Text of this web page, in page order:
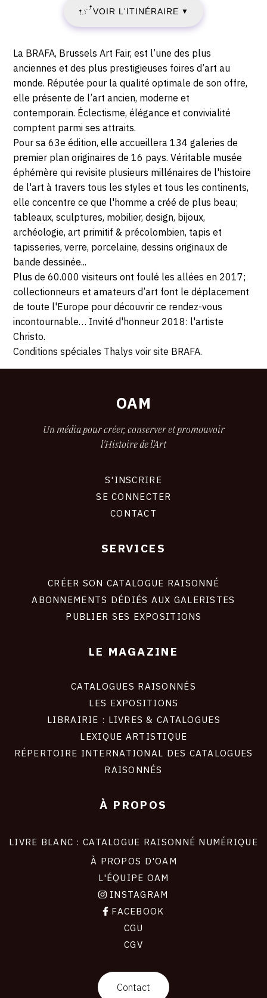
2018
-
DIMANCHE
4
FÉVRIER
2018
ASBL,
Avenue
du
Port
88,
1000
Bruxelles
VOIR L'ITINÉRAIRE ▼
Description,
horaires...
La BRAFA, Brussels Art Fair, est l’une des plus
anciennes et des plus prestigieuses foires d’art au
monde. Réputée pour la qualité optimale de son offre,
elle présente de l’art ancien, moderne et
contemporain. Éclectisme, élégance et convivialité
comptent parmi ses attraits.
Pour sa 63e édition, elle accueillera 134 galeries de
premier plan originaires de 16 pays. Véritable musée
éphémère qui revisite plusieurs millénaires de l'histoire
de l'art à travers tous les styles et tous les continents,
elle concentre ce que l'homme a créé de plus beau;
tableaux, sculptures, mobilier, design, bijoux,
archéologie, art primitif & précolombien, tapis et
tapisseries, verre, porcelaine, dessins originaux de
bande dessinée...
Plus de 60.000 visiteurs ont foulé les allées en 2017;
collectionneurs et amateurs d’art font le déplacement
de toute l'Europe pour découvrir ce rendez-vous
incontournable… Invité d'honneur 2018: l'artiste
Christo.
Conditions spéciales Thalys voir site BRAFA.
OAM
Un média pour créer, conserver et promouvoir
l'Histoire de l'Art
S'INSCRIRE
SE CONNECTER
CONTACT
SERVICES
CRÉER SON CATALOGUE RAISONNÉ
ABONNEMENTS DÉDIÉS AUX GALERISTES
PUBLIER SES EXPOSITIONS
LE MAGAZINE
CATALOGUES RAISONNÉS
LES EXPOSITIONS
LIBRAIRIE : LIVRES & CATALOGUES
LEXIQUE ARTISTIQUE
RÉPERTOIRE INTERNATIONAL DES CATALOGUES
RAISONNÉS
À PROPOS
LIVRE BLANC : CATALOGUE RAISONNÉ NUMÉRIQUE
À PROPOS D'OAM
L'ÉQUIPE OAM
INSTAGRAM
FACEBOOK
CGU
CGV
Contact